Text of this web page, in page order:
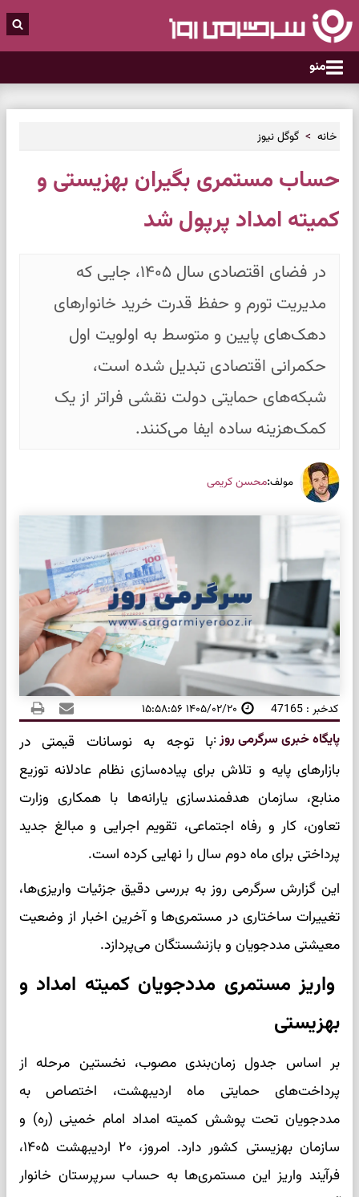
منو
خانه گوگل نیوز
حساب مستمری بگیران بهزیستی و
کمیته امداد پرپول شد
در فضای اقتصادی سال ۱۴۰۵، جایی که
مدیریت تورم و حفظ قدرت خرید خانوارهای
دهک‌های پایین و متوسط به اولویت اول
حکمرانی اقتصادی تبدیل شده است،
شبکه‌های حمایتی دولت نقشی فراتر از یک
کمک‌هزینه ساده ایفا می‌کنند.
مولف:محسن کریمی
کدخبر : 47165 ۱۴۰۵/۰۲/۲۰ ۱۵:۵۸:۵۶
پایگاه خبری سرگرمی روز:با توجه به نوسانات قیمتی در
بازارهای پایه و تلاش برای پیاده‌سازی نظام عادلانه توزیع
منابع، سازمان هدفمندسازی یارانه‌ها با همکاری وزارت
تعاون، کار و رفاه اجتماعی، تقویم اجرایی و مبالغ جدید
پرداختی برای ماه دوم سال را نهایی کرده است.
این گزارش سرگرمی روز به بررسی دقیق جزئیات واریزی‌ها،
تغییرات ساختاری در مستمری‌ها و آخرین اخبار از وضعیت
معیشتی مددجویان و بازنشستگان می‌پردازد.
واریز مستمری مددجویان کمیته امداد و
بهزیستی
بر اساس جدول زمان‌بندی مصوب، نخستین مرحله از
پرداخت‌های حمایتی ماه اردیبهشت، اختصاص به
مددجویان تحت پوشش کمیته امداد امام خمینی (ره) و
سازمان بهزیستی کشور دارد. امروز، ۲۰ اردیبهشت ۱۴۰۵،
فرآیند واریز این مستمری‌ها به حساب سرپرستان خانوار